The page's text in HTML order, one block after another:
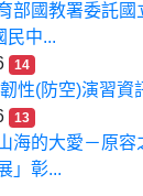
部國教署委託國
民中...
14
性(防空)演習資
13
海的大愛－原容
」彰...